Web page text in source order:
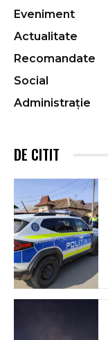
Eveniment
Actualitate
Recomandate
Social
Administrație
DE CITIT